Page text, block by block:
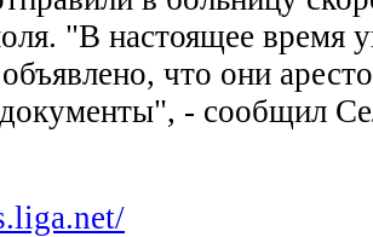
"В настоящее время
что они
- сообщил